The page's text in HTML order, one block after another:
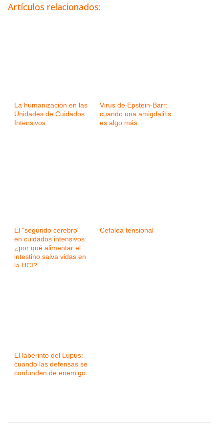
Artículos relacionados:
La humanización en las
Unidades de Cuidados
Intensivos
Virus de Epstein-Barr:
cuando una amigdalitis
es algo más
El "segundo cerebro"
en cuidados intensivos:
¿por qué alimentar el
intestino salva vidas en
la UCI?
Cefalea tensional
El laberinto del Lupus:
cuando las defensas se
confunden de enemigo